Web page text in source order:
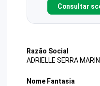
Consultar
Razão Social
ADRIELLE SERRA
Nome Fantasia